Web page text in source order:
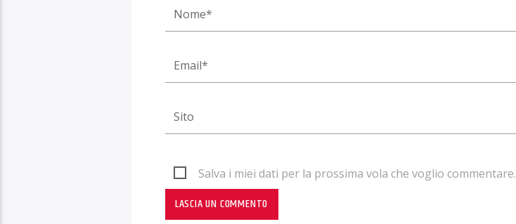
Salva i miei dati per la prossima vola che voglio commentare.